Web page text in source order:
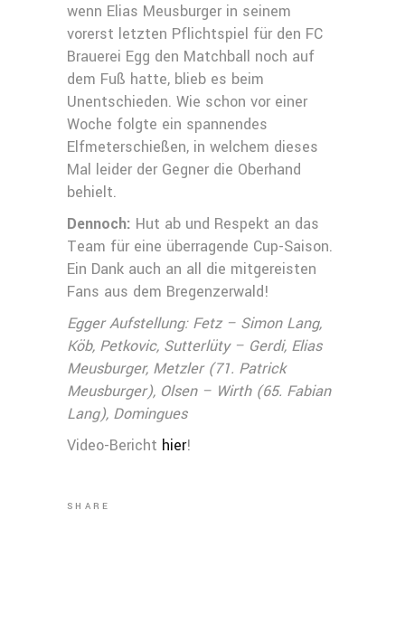
wenn Elias Meusburger in seinem
vorerst letzten Pflichtspiel für den FC
Brauerei Egg den Matchball noch auf
dem Fuß hatte, blieb es beim
Unentschieden. Wie schon vor einer
Woche folgte ein spannendes
Elfmeterschießen, in welchem dieses
Mal leider der Gegner die Oberhand
behielt.
Dennoch: Hut ab und Respekt an das
Team für eine überragende Cup-Saison.
Ein Dank auch an all die mitgereisten
Fans aus dem Bregenzerwald!
Egger Aufstellung: Fetz – Simon Lang,
Köb, Petkovic, Sutterlüty – Gerdi, Elias
Meusburger, Metzler (71. Patrick
Meusburger), Olsen – Wirth (65. Fabian
Lang), Domingues
Video-Bericht hier!
SHARE